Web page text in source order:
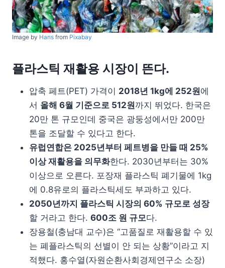
Image by Hans from Pixabay
플라스틱 재활용 시장이 뜬다.
압축 페트(PET) 가격이 2018년 1kg에 252원에
서 올해 6월 기준으로 512원까지 뛰었다. 한국은
20만 톤 규모인데 중국은 광둥성에서만 200만
톤을 조달할 수 있다고 한다.
유럽연합은 2025년부터 페트병을 만들 때 25%
이상 재활용을 의무화한다. 2030년부터는 30%
이상으로 오른다. 포장재 플라스틱 폐기물에 1kg
에 0.8유로의 플라스틱세도 부과하고 있다.
2050년까지 플라스틱 시장의 60% 규모로 성장
할 거라고 한다. 600조 원 규모다.
장용철(충남대 교수)은 “고품질로 재활용할 수 있
는 폐플라스틱의 선별이 안 되는 상황”이라고 지
적했다. 홍수열(자원순환사회경제연구소 소장)